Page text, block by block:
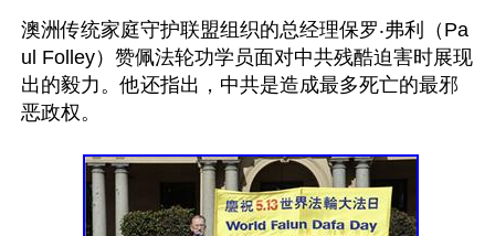
澳洲传统家庭守护联盟组织的总经理保罗‧弗利（Pa
ul Folley）赞佩法轮功学员面对中共残酷迫害时展现
出的毅力。他还指出，中共是造成最多死亡的最邪
恶政权。